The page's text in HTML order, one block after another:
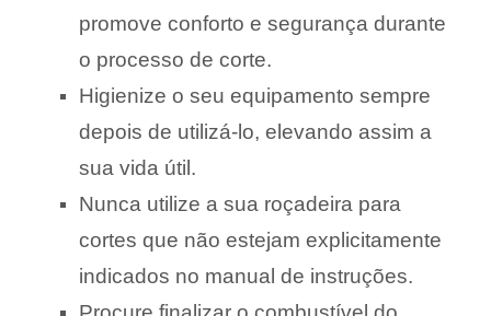
promove conforto e segurança durante
o processo de corte.
Higienize o seu equipamento sempre
depois de utilizá-lo, elevando assim a
sua vida útil.
Nunca utilize a sua roçadeira para
cortes que não estejam explicitamente
indicados no manual de instruções.